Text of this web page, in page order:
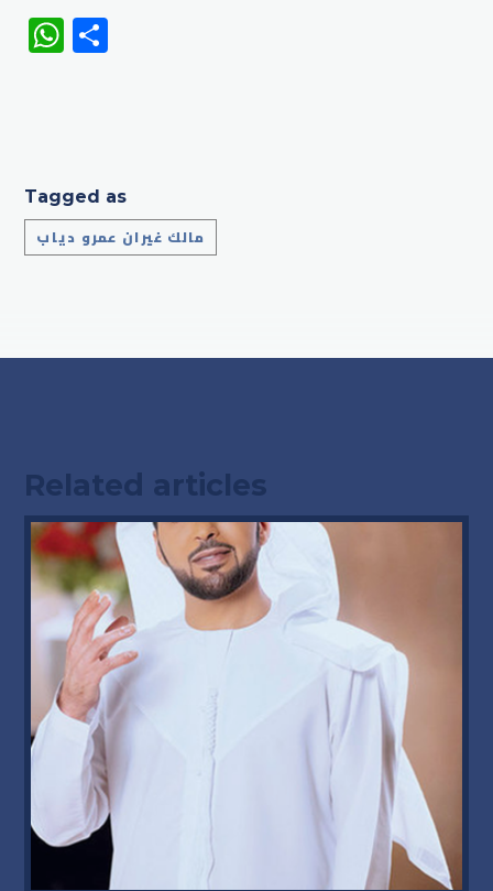
WhatsApp
Tagged as
مالك غيران عمرو دياب
Related articles